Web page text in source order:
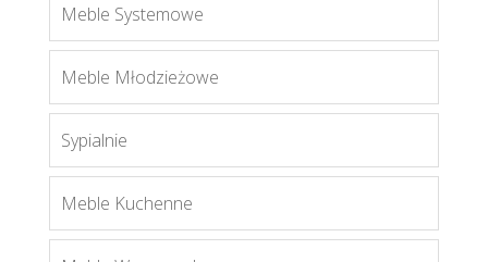
Więcej
Meble Systemowe
Meble Młodzieżowe
Sypialnie
Meble Kuchenne